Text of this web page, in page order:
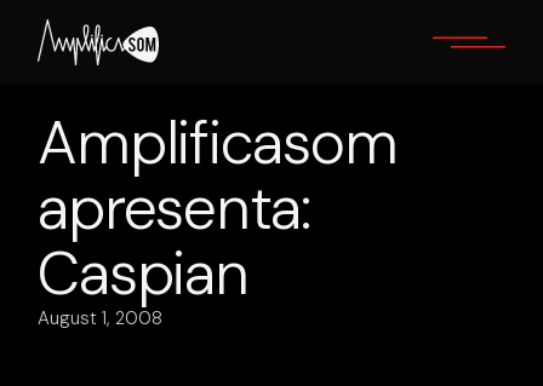
content
Amplificasom
apresenta:
Caspian
August 1, 2008